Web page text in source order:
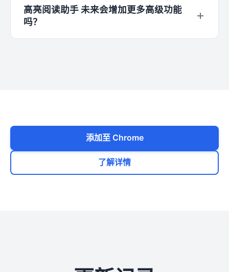
请求了新的权限。此举是为了增加新功能以提升您
的使用体验。高亮阅读助手 的隐私政策依然保持
不变，所有数据处理均在本地完成，您可以放心接
高亮阅读助手 未来会增加更多高级功能
吗？
添加至 Chrome
了解详情